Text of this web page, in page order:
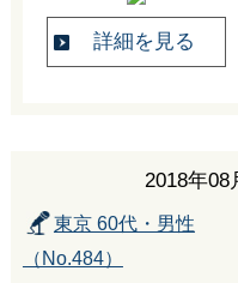
詳細を見る
2018年08
東京 60代・男性
（No.484）